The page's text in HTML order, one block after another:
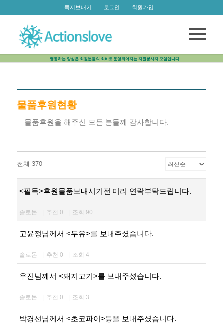
쪽지보내기 로그인 회원가입
행동하는 양심은 회원분들의 회비로 운영되어지는 자원봉사자 모임입니다.
물품후원현황
물품후원을 해주신 모든 분들께 감사합니다.
전체 370
<필독>후원물품보내시기전 미리 연락부탁드립니다.
솔로몬 추천 0 조회 90
고윤정님께서 <두유>를 보내주셨습니다.
솔로몬 추천 0 조회 4
우진님께서 <돼지고기>를 보내주셨습니다.
솔로몬 추천 0 조회 3
박경선님께서 <초코파이>등을 보내주셨습니다.